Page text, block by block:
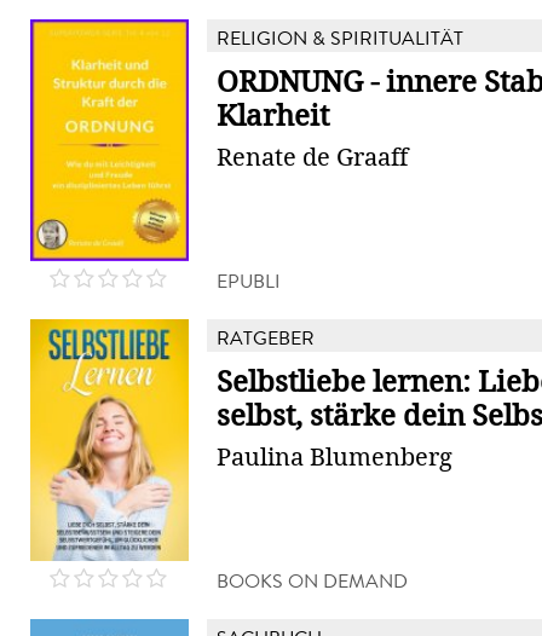
RELIGION & SPIRITUALITÄT
ORDNUNG - innere
Klarheit
Renate de Graaff
EPUBLI
RATGEBER
Selbstliebe lernen:
selbst, stärke dein
Paulina Blumenberg
BOOKS ON DEMAND